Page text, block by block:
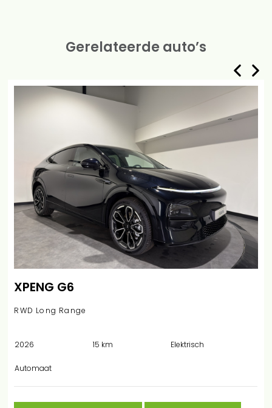
Gerelateerde auto’s
XPENG G6
RWD Long Range
2026 15 km Elektrisch
Automaat